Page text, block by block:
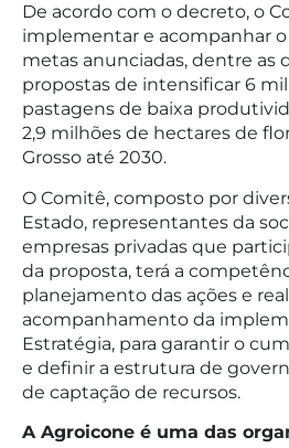
De acordo com o decreto, o
implementar e acompanhar
metas anunciadas, dentre as
propostas de intensificar 6
pastagens de baixa
2,9 milhões de hectares de
Grosso até 2030.
O Comitê, composto por
Estado, representantes da
empresas privadas que
da proposta, terá a
planejamento das ações e
acompanhamento da
Estratégia, para garantir o
e definir a estrutura de
de captação de recursos.
A Agroicone é uma das